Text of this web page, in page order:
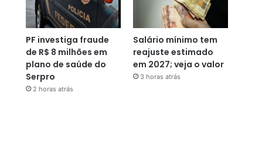
PF investiga fraude
de R$ 8 milhões em
plano de saúde do
Serpro
2 horas atrás
Salário mínimo tem
reajuste estimado
em 2027; veja o valor
3 horas atrás